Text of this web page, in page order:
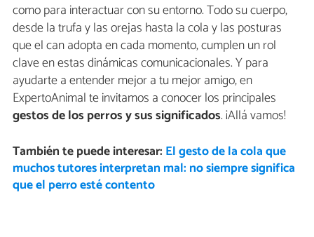
como para interactuar con su entorno. Todo su cuerpo,
desde la trufa y las orejas hasta la cola y las posturas
que el can adopta en cada momento, cumplen un rol
clave en estas dinámicas comunicacionales. Y para
ayudarte a entender mejor a tu mejor amigo, en
ExpertoAnimal te invitamos a conocer los principales
gestos de los perros y sus significados. ¡Allá vamos!
También te puede interesar: El gesto de la cola que
muchos tutores interpretan mal: no siempre significa
que el perro esté contento